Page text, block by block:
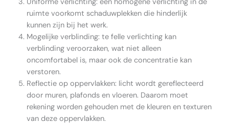
Uniforme verlichting: een homogene verlichting in de
ruimte voorkomt schaduwplekken die hinderlijk
kunnen zijn bij het werk.
Mogelijke verblinding: te felle verlichting kan
verblinding veroorzaken, wat niet alleen
oncomfortabel is, maar ook de concentratie kan
verstoren.
Reflectie op oppervlakken: licht wordt gereflecteerd
door muren, plafonds en vloeren. Daarom moet
rekening worden gehouden met de kleuren en texturen
van deze oppervlakken.